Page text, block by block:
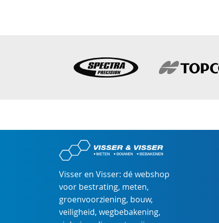
Visser en Visser: dé webshop
voor bestrating, meten,
groenvoorziening, bouw,
veiligheid, wegbebakening,